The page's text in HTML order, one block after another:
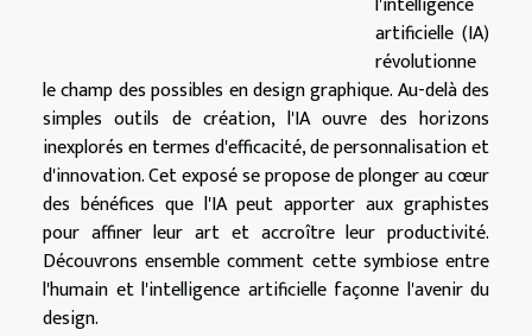
artificielle (IA)
révolutionne
le champ des possibles en design graphique. Au-delà des
simples outils de création, l'IA ouvre des horizons
inexplorés en termes d'efficacité, de personnalisation et
d'innovation. Cet exposé se propose de plonger au cœur
des bénéfices que l'IA peut apporter aux graphistes
pour affiner leur art et accroître leur productivité.
Découvrons ensemble comment cette symbiose entre
l'humain et l'intelligence artificielle façonne l'avenir du
design.